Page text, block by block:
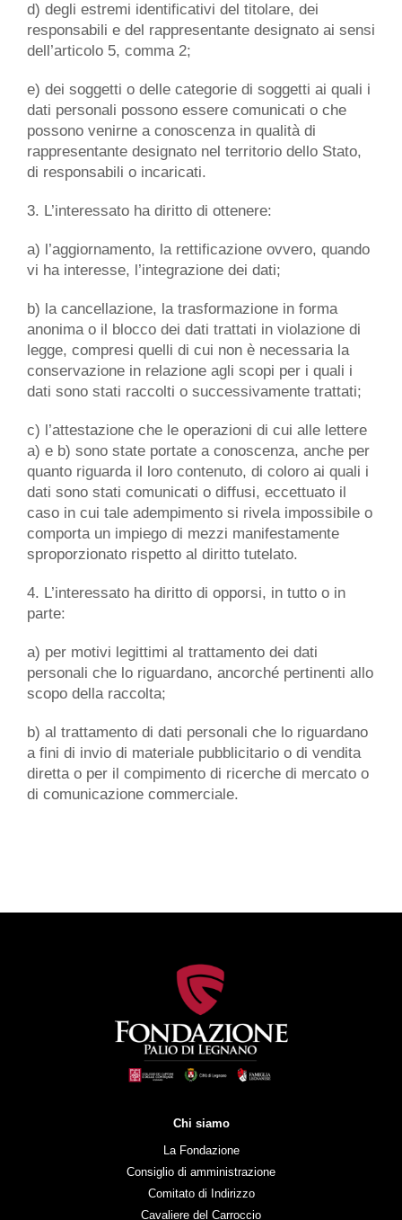
d) degli estremi identificativi del titolare, dei
responsabili e del rappresentante designato ai sensi
dell’articolo 5, comma 2;
e) dei soggetti o delle categorie di soggetti ai quali i
dati personali possono essere comunicati o che
possono venirne a conoscenza in qualità di
rappresentante designato nel territorio dello Stato,
di responsabili o incaricati.
3. L’interessato ha diritto di ottenere:
a) l’aggiornamento, la rettificazione ovvero, quando
vi ha interesse, l’integrazione dei dati;
b) la cancellazione, la trasformazione in forma
anonima o il blocco dei dati trattati in violazione di
legge, compresi quelli di cui non è necessaria la
conservazione in relazione agli scopi per i quali i
dati sono stati raccolti o successivamente trattati;
c) l’attestazione che le operazioni di cui alle lettere
a) e b) sono state portate a conoscenza, anche per
quanto riguarda il loro contenuto, di coloro ai quali i
dati sono stati comunicati o diffusi, eccettuato il
caso in cui tale adempimento si rivela impossibile o
comporta un impiego di mezzi manifestamente
sproporzionato rispetto al diritto tutelato.
4. L’interessato ha diritto di opporsi, in tutto o in
parte:
a) per motivi legittimi al trattamento dei dati
personali che lo riguardano, ancorché pertinenti allo
scopo della raccolta;
b) al trattamento di dati personali che lo riguardano
a fini di invio di materiale pubblicitario o di vendita
diretta o per il compimento di ricerche di mercato o
di comunicazione commerciale.
Chi siamo
La Fondazione
Consiglio di amministrazione
Comitato di Indirizzo
Cavaliere del Carroccio